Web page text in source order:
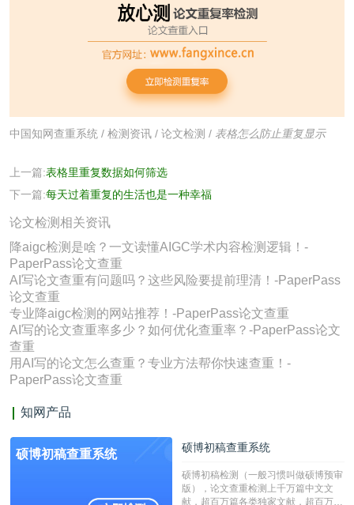
中国知网查重系统 / 检测资讯 / 论文检测 / 表格怎么防止重复显示
上一篇:表格里重复数据如何筛选
下一篇:每天过着重复的生活也是一种幸福
论文检测相关资讯
降aigc检测是啥？一文读懂AIGC学术内容检测逻辑！-
PaperPass论文查重
AI写论文查重有问题吗？这些风险要提前理清！-PaperPass
论文查重
专业降aigc检测的网站推荐！-PaperPass论文查重
AI写的论文查重率多少？如何优化查重率？-PaperPass论文
查重
用AI写的论文怎么查重？专业方法帮你快速查重！-
PaperPass论文查重
知网产品
硕博初稿查重系统 硕博初稿查重系统
硕博初稿检测（一般习惯叫做硕博预审
版），论文查重检测上千万篇中文文
献，超百万篇各类独家文献，超百万港